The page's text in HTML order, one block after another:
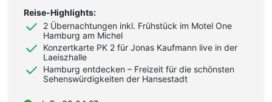
Reise-Highlights:
2 Übernachtungen inkl. Frühstück im Motel One
Hamburg am Michel
Konzertkarte PK 2 für Jonas Kaufmann live in der
Laeiszhalle
Hamburg entdecken – Freizeit für die schönsten
Sehenswürdigkeiten der Hansestadt